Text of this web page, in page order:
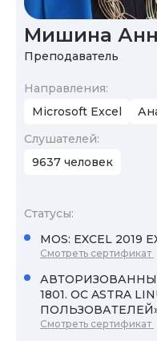
Мишина
Преподаватель
Направления:
Microsoft Excel
Cлушателей:
9637 человек
Статусы:
MOS: EXCEL 2019
Смотреть сертификат
АВТОРИЗОВАННЫЙ ПРЕПОДАВАТЕЛЬ «AL-
1801. ОС ASTRA
Смотреть сертификат